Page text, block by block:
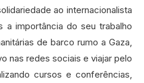
ao internacionalista
a importância do seu trabalho
de barco rumo a Gaza,
nas redes sociais e viajar pelo
cursos e conferências,